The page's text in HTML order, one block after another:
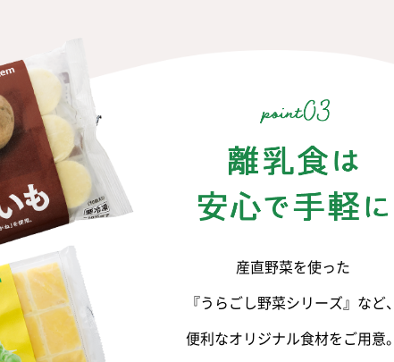
産直野菜を使った
『うらごし野菜シリーズ』など、
便利なオリジナル食材をご用意。